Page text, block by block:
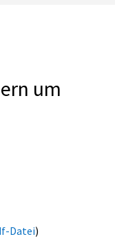
um
Datei)